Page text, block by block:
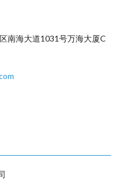
南海大道1031号万海大厦C